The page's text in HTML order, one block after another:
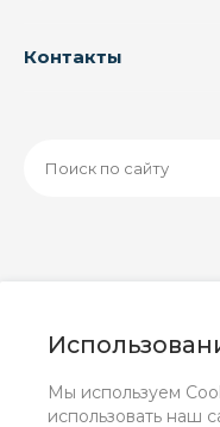
Мы используем
использовать наш
Контакты
информационный